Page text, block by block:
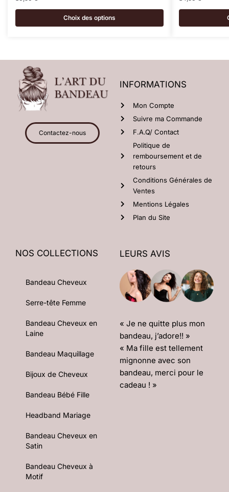
Choix des options
Contactez-nous
INFORMATIONS
Mon Compte
Suivre ma Commande
F.A.Q/ Contact
Politique de
remboursement et de
retours
Conditions Générales de
Ventes
Mentions Légales
Plan du Site
NOS COLLECTIONS
Bandeau Cheveux
Serre-tête Femme
Bandeau Cheveux en
Laine
Bandeau Maquillage
Bijoux de Cheveux
Bandeau Bébé Fille
Headband Mariage
Bandeau Cheveux en
Satin
Bandeau Cheveux à
Motif
LEURS AVIS
« Je ne quitte plus mon
bandeau, j’adore!! »
« Ma fille est tellement
mignonne avec son
bandeau, merci pour le
cadeau ! »